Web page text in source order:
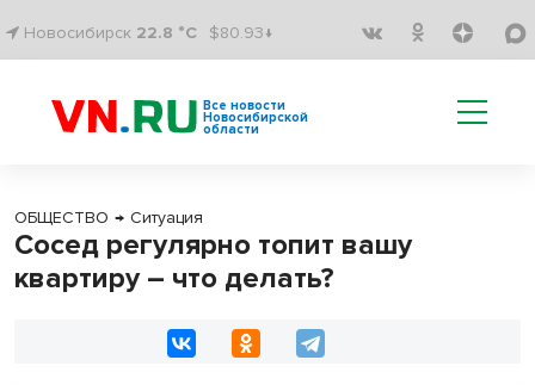
Новосибирск 22.8 °C $80.93↓
Все новости
Новосибирской
области
ОБЩЕСТВО → Ситуация
Сосед регулярно топит вашу
квартиру – что делать?